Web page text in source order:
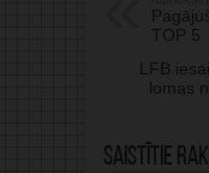
TOP 5
LFB
lomas
Saistītie